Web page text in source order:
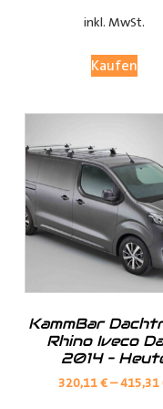
(je nach
Fensterteile:
Ø Fensterloser
Fenster vorhanden
Ø Fenster im
Schiebtür(en) und in
Verkleidungsteile
inkl. MwSt.
Kaufen
KammBar
Rhino Iveco
2014 –
320,11€–415,31